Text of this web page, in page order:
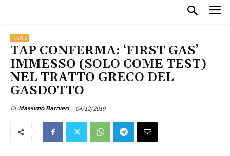
NEWS
TAP CONFERMA: ‘FIRST GAS’
IMMESSO (SOLO COME TEST)
NEL TRATTO GRECO DEL
GASDOTTO
Di Massimo Barnieri 04/12/2019